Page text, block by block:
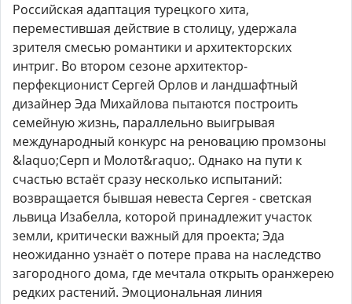
Российская адаптация турецкого хита,
переместившая действие в столицу, удержала
зрителя смесью романтики и архитекторских
интриг. Во втором сезоне архитектор-
перфекционист Сергей Орлов и ландшафтный
дизайнер Эда Михайлова пытаются построить
семейную жизнь, параллельно выигрывая
международный конкурс на реновацию промзоны
&laquo;Серп и Молот&raquo;. Однако на пути к
счастью встаёт сразу несколько испытаний:
возвращается бывшая невеста Сергея - светская
львица Изабелла, которой принадлежит участок
земли, критически важный для проекта; Эда
неожиданно узнаёт о потере права на наследство
загородного дома, где мечтала открыть оранжерею
редких растений. Эмоциональная линия